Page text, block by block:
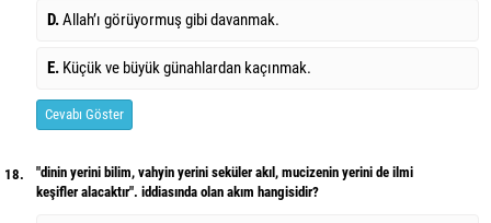
D.Allah’ı görüyormuş gibi davanmak.
E. Küçük ve büyük günahlardan kaçınmak.
Cevabı Göster
18.
"dinin yerini bilim, vahyin yerini seküler akıl, mucizenin yerini de ilmi
keşifler alacaktır". iddiasında olan akım hangisidir?